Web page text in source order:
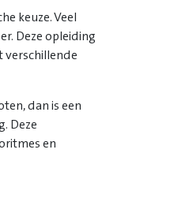
keuze. Veel
Deze opleiding
verschillende
dan is een
Deze
en